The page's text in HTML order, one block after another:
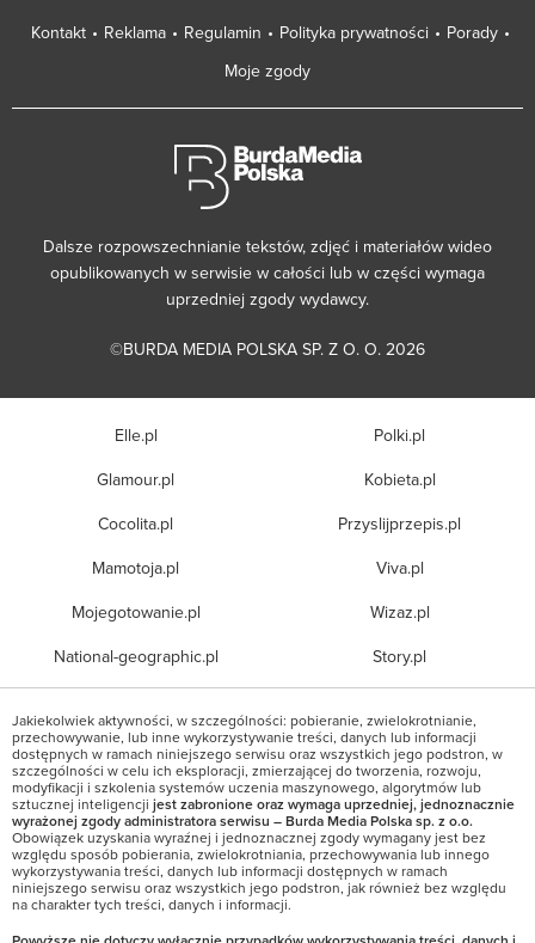
Kontakt Reklama Regulamin Polityka prywatności
Porady
Moje zgody
Dalsze rozpowszechnianie tekstów, zdjęć i materiałów wideo
opublikowanych w serwisie w całości lub w części wymaga
uprzedniej zgody wydawcy.
©BURDA MEDIA POLSKA SP. Z O. O. 2026
Elle.pl
Glamour.pl
Cocolita.pl
Mamotoja.pl
Mojegotowanie.pl
National-geographic.pl
Polki.pl
Kobieta.pl
Przyslijprzepis.pl
Viva.pl
Wizaz.pl
Story.pl
Jakiekolwiek aktywności, w szczególności: pobieranie, zwielokrotnianie,
przechowywanie, lub inne wykorzystywanie treści, danych lub informacji
dostępnych w ramach niniejszego serwisu oraz wszystkich jego podstron, w
szczególności w celu ich eksploracji, zmierzającej do tworzenia, rozwoju,
modyfikacji i szkolenia systemów uczenia maszynowego, algorytmów lub
sztucznej inteligencji jest zabronione oraz wymaga uprzedniej, jednoznacznie
wyrażonej zgody administratora serwisu – Burda Media Polska sp. z o.o.
Obowiązek uzyskania wyraźnej i jednoznacznej zgody wymagany jest bez
względu sposób pobierania, zwielokrotniania, przechowywania lub innego
wykorzystywania treści, danych lub informacji dostępnych w ramach
niniejszego serwisu oraz wszystkich jego podstron, jak również bez względu
na charakter tych treści, danych i informacji.